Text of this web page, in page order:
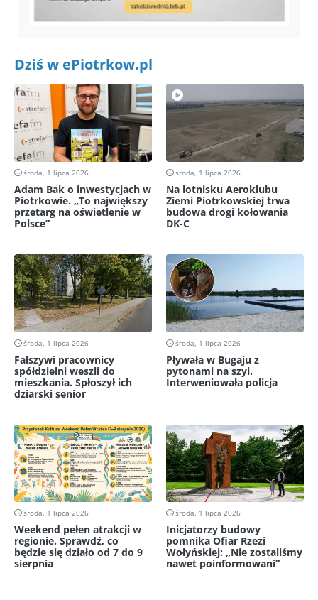
Dziś w ePiotrkow.pl
środa, 1 lipca 2026
Adam Bak o inwestycjach w
Piotrkowie. „To największy
przetarg na oświetlenie w
Polsce”
środa, 1 lipca 2026
Na lotnisku Aeroklubu
Ziemi Piotrkowskiej trwa
budowa drogi kołowania
DK-C
środa, 1 lipca 2026
Fałszywi pracownicy
spółdzielni weszli do
mieszkania. Spłoszył ich
dziarski senior
środa, 1 lipca 2026
Pływała w Bugaju z
pytonami na szyi.
Interweniowała policja
środa, 1 lipca 2026
Weekend pełen atrakcji w
regionie. Sprawdź, co
będzie się działo od 7 do 9
sierpnia
środa, 1 lipca 2026
Inicjatorzy budowy
pomnika Ofiar Rzezi
Wołyńskiej: „Nie zostaliśmy
nawet poinformowani”